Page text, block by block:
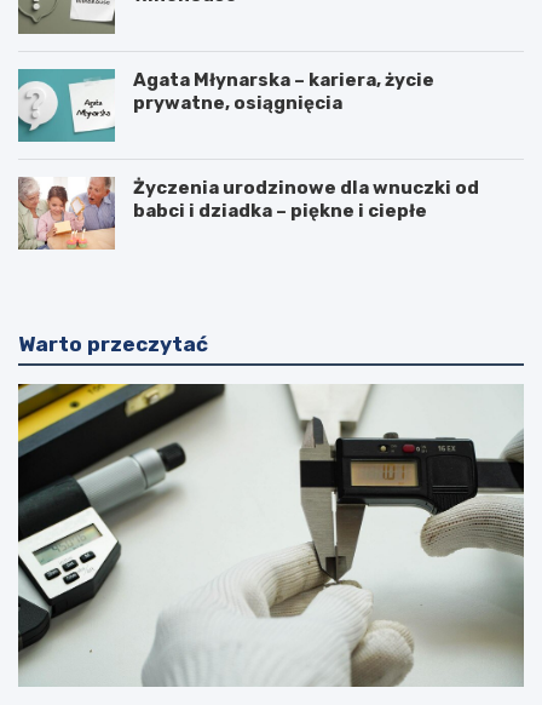
Agata Młynarska – kariera, życie
prywatne, osiągnięcia
Życzenia urodzinowe dla wnuczki od
babci i dziadka – piękne i ciepłe
Warto przeczytać